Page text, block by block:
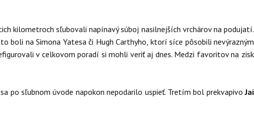
kilometroch sľubovali napínavý súboj nasilnejších vrchárov na podujatí.
na Simona Yatesa či Hugh Carthyho, ktorí síce pôsobili nevýrazným
v celkovom poradí si mohli veriť aj dnes. Medzi favoritov na zisk
po sľubnom úvode napokon nepodarilo uspieť. Tretím bol prekvapivoJai